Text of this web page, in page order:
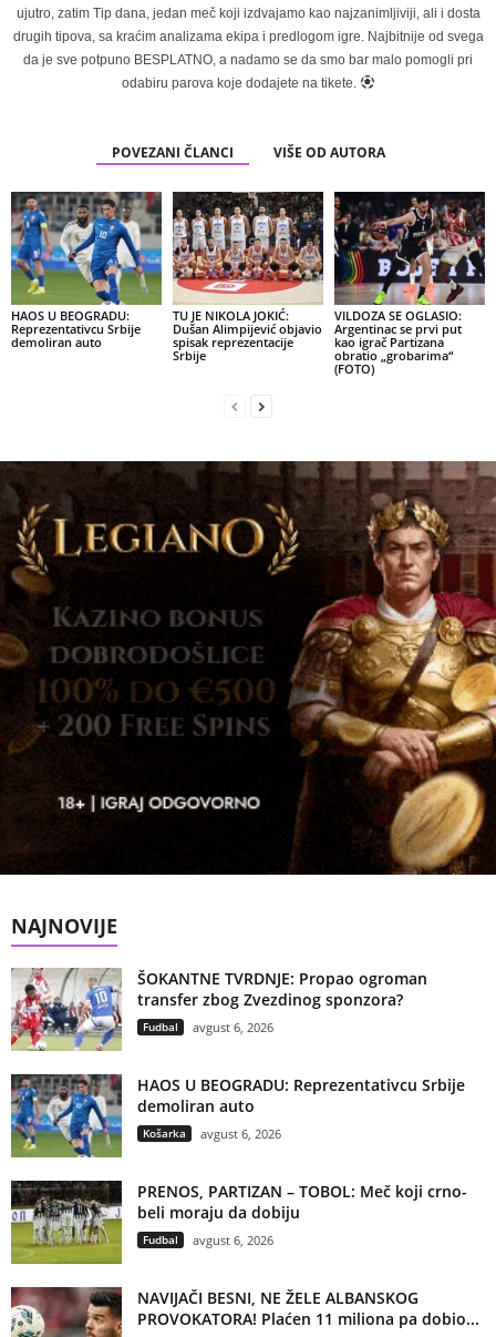
ujutro, zatim Tip dana, jedan meč koji izdvajamo kao najzanimljiviji, ali i dosta
drugih tipova, sa kraćim analizama ekipa i predlogom igre. Najbitnije od svega
da je sve potpuno BESPLATNO, a nadamo se da smo bar malo pomogli pri
odabiru parova koje dodajete na tikete.
POVEZANI ČLANCI VIŠE OD AUTORA
HAOS U BEOGRADU:
Reprezentativcu Srbije
demoliran auto
TU JE NIKOLA JOKIĆ:
Dušan Alimpijević objavio
spisak reprezentacije
Srbije
VILDOZA SE OGLASIO:
Argentinac se prvi put
kao igrač Partizana
obratio „grobarima“
(FOTO)
NAJNOVIJE
ŠOKANTNE TVRDNJE: Propao ogroman
transfer zbog Zvezdinog sponzora?
Fudbal avgust 6, 2026
HAOS U BEOGRADU: Reprezentativcu Srbije
demoliran auto
Košarka avgust 6, 2026
PRENOS, PARTIZAN – TOBOL: Meč koji crno-
beli moraju da dobiju
Fudbal avgust 6, 2026
NAVIJAČI BESNI, NE ŽELE ALBANSKOG
PROVOKATORA! Plaćen 11 miliona pa dobio...